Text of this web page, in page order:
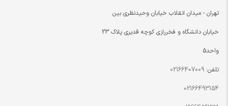
تهران - میدان انقلاب خیابان وحیدنظری بین
خیابان دانشگاه و فخررازی کوچه قدیری پلاک 23
واحد5
تلفن: 02166407009
02166493154